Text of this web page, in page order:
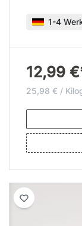
1-4
12,99
25,98 € /